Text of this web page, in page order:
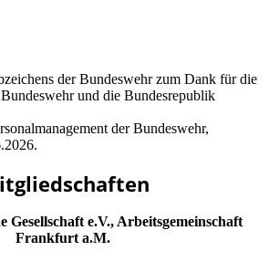
der Bundeswehr zum Dank für die
und die Bundesrepublik
der Bundeswehr,
Gesellschaft e.V., Arbeitsgemeinschaft
Frankfurt a.M.